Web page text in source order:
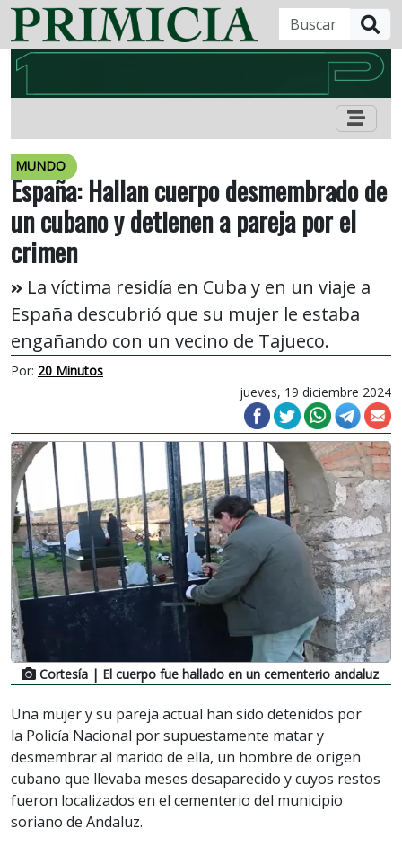
MUNDO
España: Hallan cuerpo desmembrado de
un cubano y detienen a pareja por el
crimen
La víctima residía en Cuba y en un viaje a
España descubrió que su mujer le estaba
engañando con un vecino de Tajueco.
Por: 20 Minutos
jueves, 19 diciembre 2024
Cortesía | El cuerpo fue hallado en un cementerio andaluz
Una mujer y su pareja actual han sido detenidos por
la Policía Nacional por supuestamente matar y
desmembrar al marido de ella, un hombre de origen
cubano que llevaba meses desaparecido y cuyos restos
fueron localizados en el cementerio del municipio
soriano de Andaluz.